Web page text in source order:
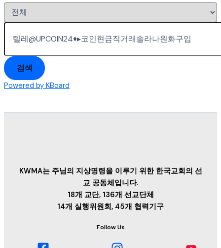
검색
Powered by KBoard
KWMA는 주님의 지상명령을 이루기 위한 한국교회의 선
교 공동체입니다.
18개 교단, 136개 선교단체
14개 실행위원회, 45개 협력기구
Follow Us